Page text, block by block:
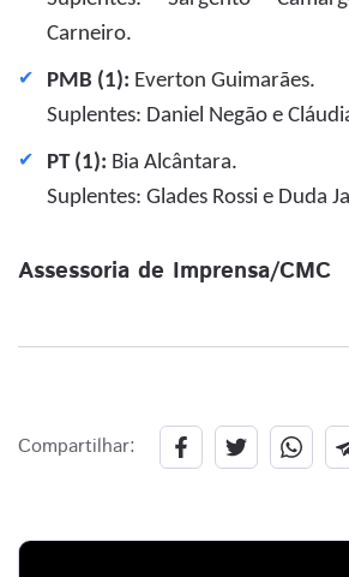
Carneiro.
PMB (1): Everton Guimarães.
Suplentes: Daniel Negão e
PT (1): Bia Alcântara.
Suplentes: Glades Rossi e Duda
Assessoria de Imprensa/CMC
Compartilhar: